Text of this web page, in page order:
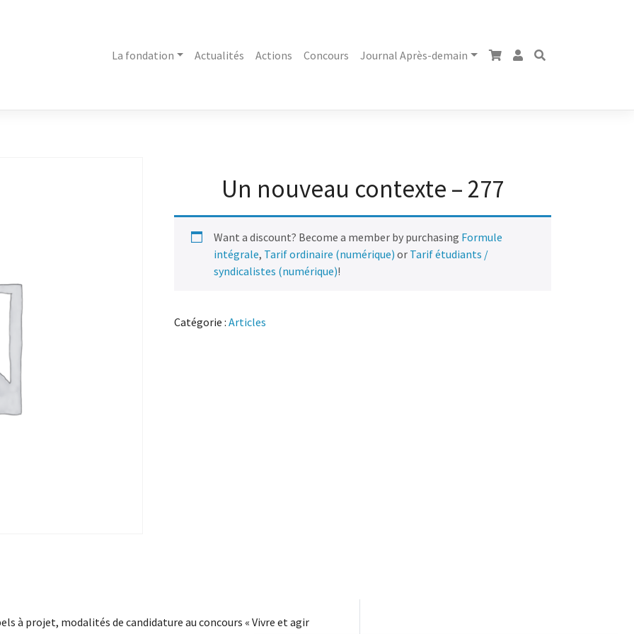
La fondation Actualités Actions Concours Journal Après-demain
Un nouveau contexte – 277
Want a discount? Become a member by purchasing Formule
intégrale, Tarif ordinaire (numérique) or Tarif étudiants /
syndicalistes (numérique)!
Catégorie :Articles
à projet, modalités de candidature au concours « Vivre et agir